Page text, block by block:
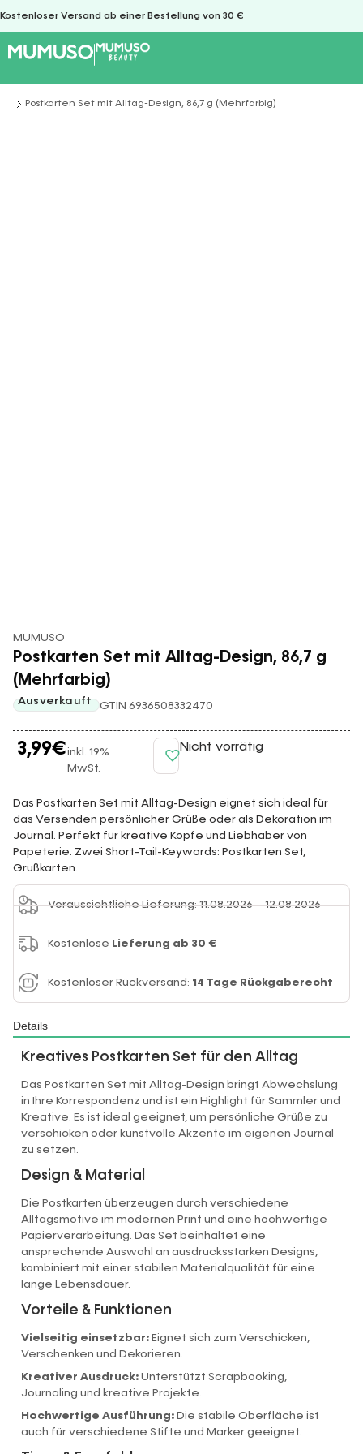
Kostenloser Versand ab einer Bestellung von 30 €
Sie befinden sich hier:
Postkarten Set mit Alltag-Design, 86,7 g (Mehrfarbig)
MUMUSO
Postkarten Set mit Alltag-Design, 86,7 g
(Mehrfarbig)
Ausverkauft GTIN 6936508332470
3,99€inkl. 19%
MwSt.
Nicht vorrätig
Das Postkarten Set mit Alltag-Design eignet sich ideal für
das Versenden persönlicher Grüße oder als Dekoration im
Journal. Perfekt für kreative Köpfe und Liebhaber von
Papeterie. Zwei Short-Tail-Keywords: Postkarten Set,
Grußkarten.
Voraussichtliche Lieferung: 11.08.2026 – 12.08.2026
KostenloseLieferung ab 30 €
Kostenloser Rückversand: 14 Tage Rückgaberecht
Details
Kreatives Postkarten Set für den Alltag
Das Postkarten Set mit Alltag-Design bringt Abwechslung
in Ihre Korrespondenz und ist ein Highlight für Sammler und
Kreative. Es ist ideal geeignet, um persönliche Grüße zu
verschicken oder kunstvolle Akzente im eigenen Journal
zu setzen.
Design & Material
Die Postkarten überzeugen durch verschiedene
Alltagsmotive im modernen Print und eine hochwertige
Papierverarbeitung. Das Set beinhaltet eine
ansprechende Auswahl an ausdrucksstarken Designs,
kombiniert mit einer stabilen Materialqualität für eine
lange Lebensdauer.
Vorteile & Funktionen
Vielseitig einsetzbar: Eignet sich zum Verschicken,
Verschenken und Dekorieren.
Kreativer Ausdruck: Unterstützt Scrapbooking,
Journaling und kreative Projekte.
Hochwertige Ausführung: Die stabile Oberfläche ist
auch für verschiedene Stifte und Marker geeignet.